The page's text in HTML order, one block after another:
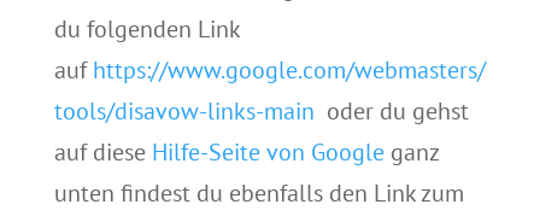
du folgenden Link
aufhttps://www.google.com/webmasters/
tools/disavow-links-main oder du gehst
auf diese Hilfe-Seite von Googleganz
unten findest du ebenfalls den Link zum